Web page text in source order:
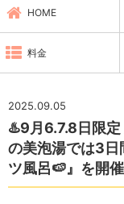
HOME
料金
2025.09.05
♨️9月6.7.8日限定
の美泡湯では3日
ツ風呂🍉』を開